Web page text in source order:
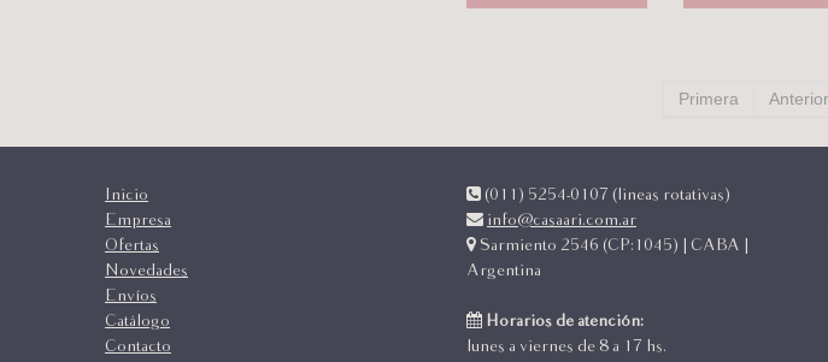
Primera Anterior
Inicio
Empresa
Ofertas
Novedades
Envíos
Catálogo
Contacto
(011) 5254-0107 (lineas rotativas)
info@casaari.com.ar
Sarmiento 2546 (CP:1045) | CABA |
Argentina
Horarios de atención:
lunes a viernes de 8 a 17 hs.